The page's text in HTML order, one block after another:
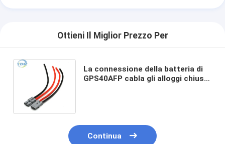
Ottieni Il Miglior Prezzo Per
La connessione della batteria di
GPS40AFP cabla gli alloggi chiusi
Continua